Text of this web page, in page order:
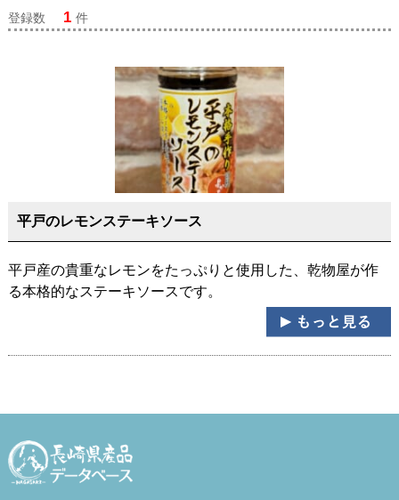
登録数 1 件
平戸のレモンステーキソース
平戸産の貴重なレモンをたっぷりと使用した、乾物屋が作
る本格的なステーキソースです。